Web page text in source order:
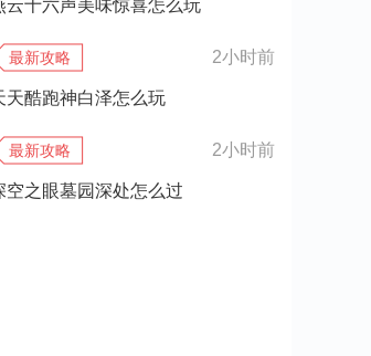
云十六声‌美味惊喜‌怎么玩
最新攻略 2小时前
天酷跑神白泽怎么玩
最新攻略 2小时前
空之眼墓园深处怎么过